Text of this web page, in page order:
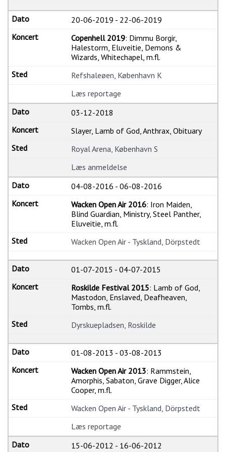
20-06-2019 - 22-06-2019
Copenhell 2019: Dimmu Borgir,
Halestorm, Eluveitie, Demons &
Wizards, Whitechapel, m.fl.
Refshaleøen, København K
Læs reportage
03-12-2018
Slayer, Lamb of God, Anthrax, Obituary
Royal Arena, København S
Læs anmeldelse
04-08-2016 -06-08-2016
Wacken Open Air 2016: Iron Maiden,
Blind Guardian, Ministry, Steel Panther,
Eluveitie, m.fl.
Wacken Open Air - Tyskland, Dörpstedt
01-07-2015 -04-07-2015
Roskilde Festival 2015: Lamb of God,
Mastodon, Enslaved, Deafheaven,
Tombs, m.fl.
Dyrskuepladsen, Roskilde
01-08-2013 -03-08-2013
Wacken Open Air 2013: Rammstein,
Amorphis, Sabaton, Grave Digger, Alice
Cooper, m.fl.
Wacken Open Air - Tyskland, Dörpstedt
Læs reportage
15-06-2012 - 16-06-2012